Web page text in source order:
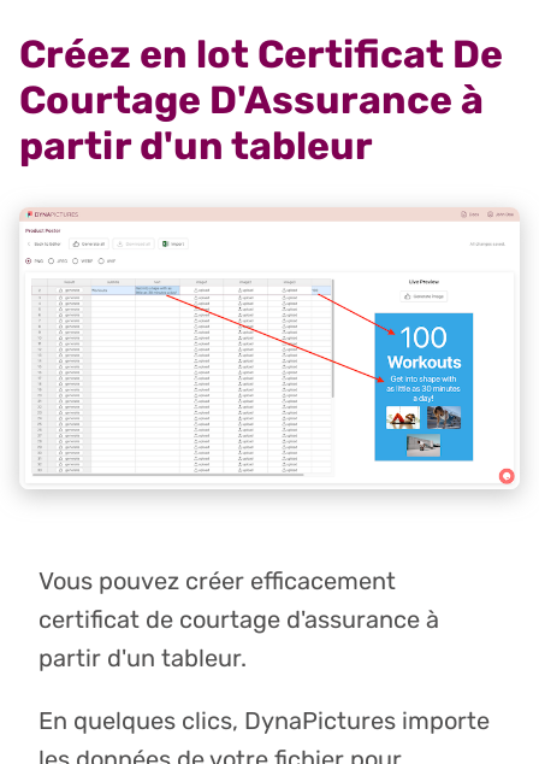
Créez en lot Certificat De
Courtage D'Assurance à
partir d'un tableur
Vous pouvez créer efficacement
certificat de courtage d'assurance à
partir d'un tableur.
En quelques clics, DynaPictures importe